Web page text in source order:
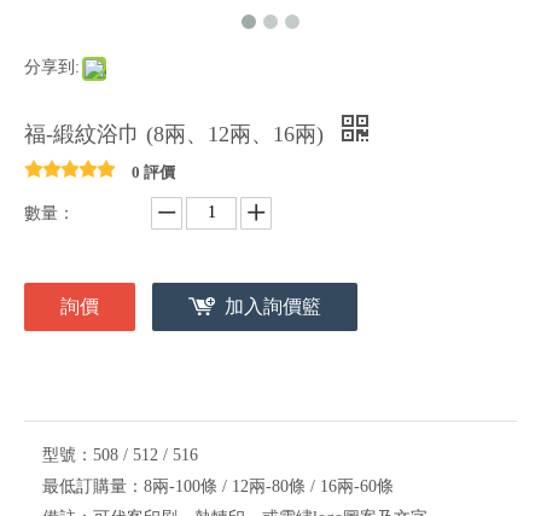
分享到:
福-緞紋浴巾 (8兩、12兩、16兩)
0 評價
數量：
詢價 加入詢價籃
型號： 508 / 512 / 516
最低訂購量： 8兩-100條 / 12兩-80條 / 16兩-60條